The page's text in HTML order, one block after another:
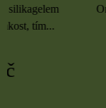
Organzové sáčky
při rychlém
ZVOLTE